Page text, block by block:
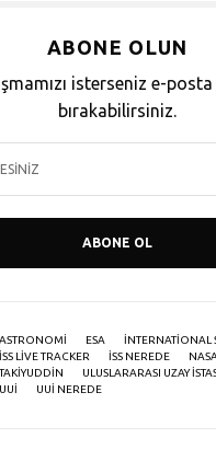
ABONE OLUN
isterseniz e-
bırakabilirsiniz.
ABONE OL
ASTRONOMI ESA INTERNATIONAL
ISS LIVE TRACKER
ISS NEREDE
TAKIYUDDIN
ULUSLARARASI UZAY
UUI
UUI NEREDE